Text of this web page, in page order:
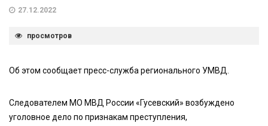
27.12.2022
просмотров
Об этом сообщает пресс-служба регионального УМВД.
Следователем МО МВД России «Гусевский» возбуждено
уголовное дело по признакам преступления,